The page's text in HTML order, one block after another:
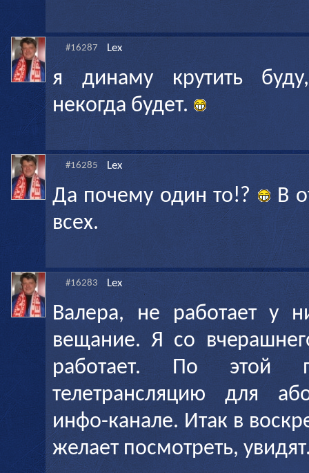
#16287 Lex
я динаму крутить
некогда будет.
#16285 Lex
Да почему один то!?
В
всех.
#16283 Lex
Валера, не работает у
вещание. Я со
работает. По этой
телетрансляцию для
инфо-канале. Итак в
желает посмотреть,